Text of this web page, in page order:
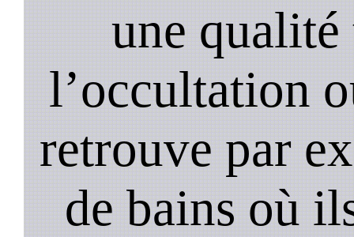
une
l’occultation
retrouve par
de bains où